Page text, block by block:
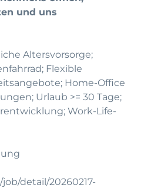
und uns
Altersvorsorge;
Flexible
Home-Office
Urlaub >= 30 Tage;
Work-Life-
detail/20260217-